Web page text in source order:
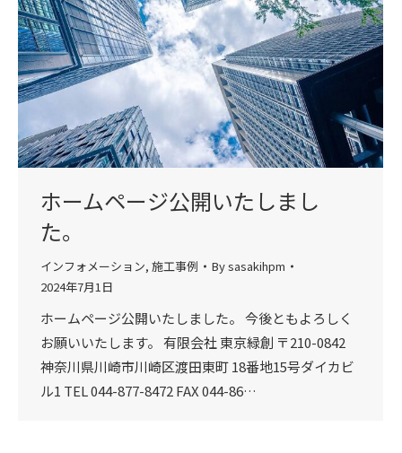
ホームページ公開いたしまし
た。
インフォメーション, 施工事例 Bysasakihpm
2024年7月1日
ホームページ公開いたしました。 今後ともよろしく
お願いいたします。 有限会社 東京緑創 〒210-0842
神奈川県川崎市川崎区渡田東町 18番地15号ダイカビ
ル1 TEL 044-877-8472 FAX 044-86…